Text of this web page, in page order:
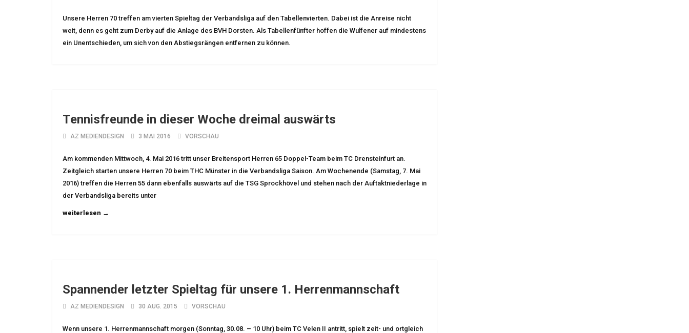
Unsere Herren 70 treffen am vierten Spieltag der Verbandsliga auf den Tabellenvierten. Dabei ist die Anreise nicht
weit, denn es geht zum Derby auf die Anlage des BVH Dorsten. Als Tabellenfünfter hoffen die Wulfener auf mindestens
ein Unentschieden, um sich von den Abstiegsrängen entfernen zu können.
Tennisfreunde in dieser Woche dreimal auswärts
AZ MEDIENDESIGN 3 MAI 2016 VORSCHAU
Am kommenden Mittwoch, 4. Mai 2016 tritt unser Breitensport Herren 65 Doppel-Team beim TC Drensteinfurt an.
Zeitgleich starten unsere Herren 70 beim THC Münster in die Verbandsliga Saison. Am Wochenende (Samstag, 7. Mai
2016) treffen die Herren 55 dann ebenfalls auswärts auf die TSG Sprockhövel und stehen nach der Auftaktniederlage in
der Verbandsliga bereits unter
weiterlesen →
Spannender letzter Spieltag für unsere 1. Herrenmannschaft
AZ MEDIENDESIGN 30 AUG. 2015 VORSCHAU
Wenn unsere 1. Herrenmannschaft morgen (Sonntag, 30.08. – 10 Uhr) beim TC Velen II antritt, spielt zeit- und ortgleich